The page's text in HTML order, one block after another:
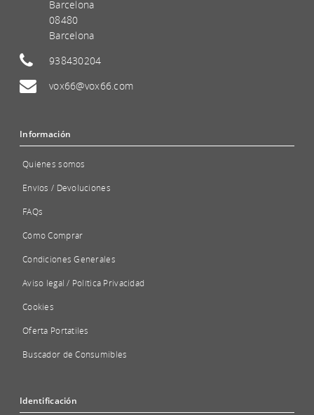
Barcelona
08480
Barcelona
938430204
vox66@vox66.com
Información
Quiénes somos
Envíos / Devoluciones
FAQs
Cómo Comprar
Condiciones Generales
Aviso legal / Política Privacidad
Cookies
Oferta Portatiles
Buscador de Consumibles
Identificación